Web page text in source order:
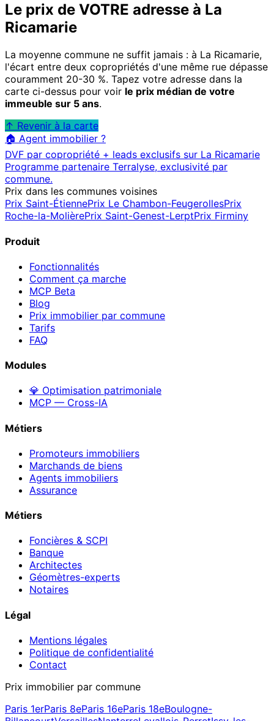
Le prix de VOTRE adresse à La
Ricamarie
La moyenne commune ne suffit jamais : à La Ricamarie,
l'écart entre deux copropriétés d'une même rue dépasse
couramment 20-30 %. Tapez votre adresse dans la
carte ci-dessus pour voir le prix médian de votre
immeuble sur 5 ans.
↑ Revenir à la carte
🏠 Agent immobilier ?
DVF par copropriété + leads exclusifs sur La Ricamarie
Programme partenaire Terralyse, exclusivité par
commune.
Prix dans les communes voisines
Prix Saint-ÉtiennePrix Le Chambon-FeugerollesPrix
Roche-la-MolièrePrix Saint-Genest-LerptPrix Firminy
Produit
Fonctionnalités
Comment ça marche
MCP Beta
Blog
Prix immobilier par commune
Tarifs
FAQ
Modules
💎 Optimisation patrimoniale
MCP — Cross-IA
Métiers
Promoteurs immobiliers
Marchands de biens
Agents immobiliers
Assurance
Métiers
Foncières & SCPI
Banque
Architectes
Géomètres-experts
Notaires
Légal
Mentions légales
Politique de confidentialité
Contact
Prix immobilier par commune
Paris 1erParis 8eParis 16eParis 18eBoulogne-